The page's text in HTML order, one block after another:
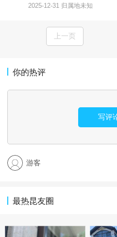
2025-12-31 归属地未知
上一页
你的热评
写评
游客
最热昆友圈